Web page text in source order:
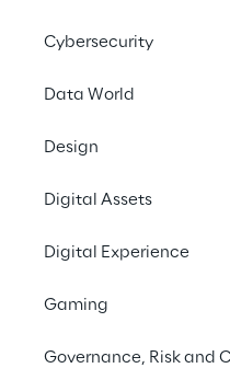
Cybersecurity
Data World
Design
Digital Assets
Digital Experience
Gaming
Governance, Risk and
SAP
Milan